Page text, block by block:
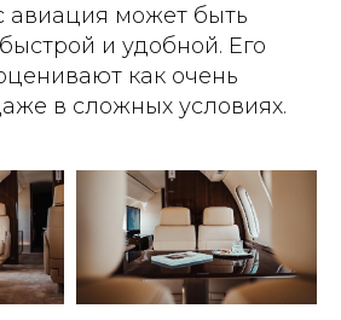
авиация может быть
и удобной. Его
как очень
в сложных условиях.